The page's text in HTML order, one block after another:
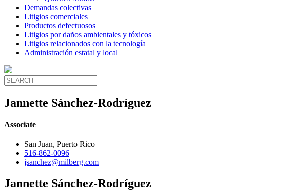
Demandas colectivas
Litigios comerciales
Productos defectuosos
Litigios por daños ambientales y tóxicos
Litigios relacionados con la tecnología
Administración estatal y local
Jannette Sánchez-Rodríguez
Associate
San Juan, Puerto Rico
516-862-0096
jsanchez@milberg.com
Jannette Sánchez-Rodríguez